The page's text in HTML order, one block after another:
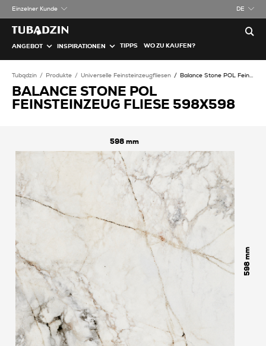
Einzelner Kunde DE
ANGEBOT INSPIRATIONEN TIPPS WO ZU KAUFEN?
Tubądzin Produkte Universelle Feinsteinzeugfliesen Balance Stone POL Feinsteinzeug Fliese
BALANCE STONE POL
FEINSTEINZEUG FLIESE 598X598
598
598